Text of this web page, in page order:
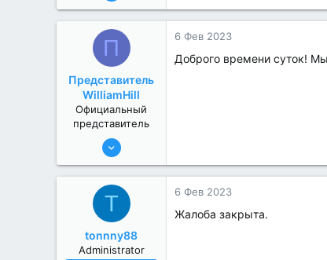
0
П
Представитель
WilliamHill
Официальный
представитель
9 Сен 2022
0
6 Фев 2023
Доброго времени суток!
T
tonnny88
Administrator
6 Фев 2023
Жалоба закрыта.